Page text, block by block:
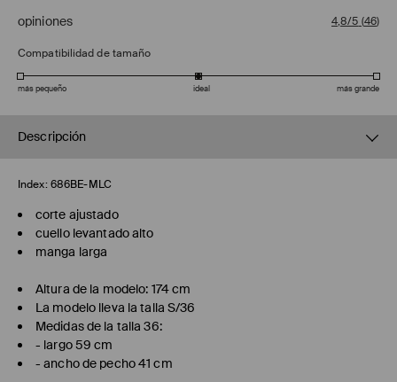
opiniones 4,8/5 (46)
Compatibilidad de tamaño
más pequeño ideal más grande
Descripción
Index: 686BE-MLC
corte ajustado
cuello levantado alto
manga larga
Altura de la modelo: 174 cm
La modelo lleva la talla S/36
Medidas de la talla 36:
- largo 59 cm
- ancho de pecho 41 cm